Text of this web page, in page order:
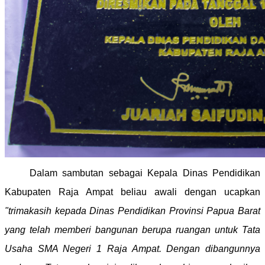
Dalam sambutan sebagai Kepala Dinas Pendidikan
Kabupaten Raja Ampat beliau awali dengan ucapkan
"trimakasih kepada Dinas Pendidikan Provinsi Papua Barat
yang telah memberi bangunan berupa ruangan untuk Tata
Usaha SMA Negeri 1 Raja Ampat. Dengan dibangunnya